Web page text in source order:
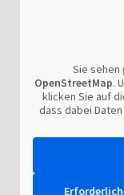
Sie sehen
OpenStreetMap.
klicken Sie auf
dass dabei